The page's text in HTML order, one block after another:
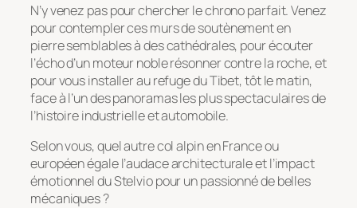
N’y venez pas pour chercher le chrono parfait. Venez
pour contempler ces murs de soutènement en
pierre semblables à des cathédrales, pour écouter
l’écho d’un moteur noble résonner contre la roche, et
pour vous installer au refuge du Tibet, tôt le matin,
face à l’un des panoramas les plus spectaculaires de
l’histoire industrielle et automobile.
Selon vous, quel autre col alpin en France ou
européen égale l’audace architecturale et l’impact
émotionnel du Stelvio pour un passionné de belles
mécaniques ?